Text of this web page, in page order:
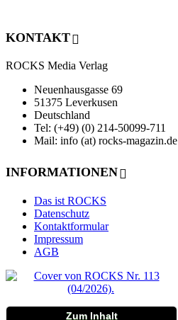
KONTAKT
ROCKS Media Verlag
Neuenhausgasse 69
51375 Leverkusen
Deutschland
Tel: (+49) (0) 214-50099-711
Mail: info (at) rocks-magazin.de
INFORMATIONEN
Das ist ROCKS
Datenschutz
Kontaktformular
Impressum
AGB
Zum Inhalt